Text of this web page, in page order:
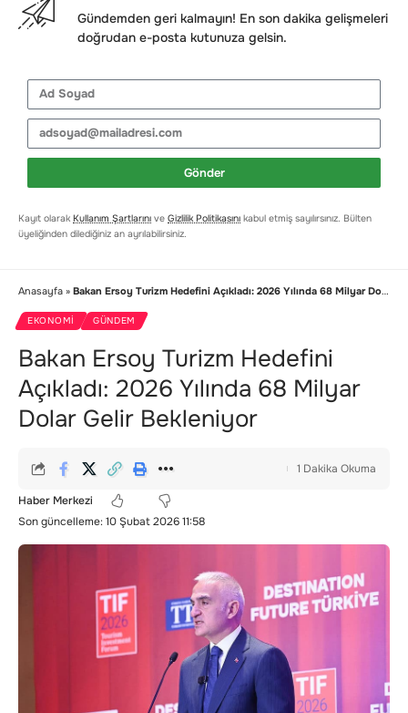
Gündemden geri kalmayın! En son dakika gelişmeleri
doğrudan e-posta kutunuza gelsin.
Gönder
Kayıt olarak Kullanım Şartlarını ve Gizlilik Politikasını kabul etmiş sayılırsınız. Bülten
üyeliğinden dilediğiniz an ayrılabilirsiniz.
Anasayfa » Bakan Ersoy Turizm Hedefini Açıkladı: 2026 Yılında 68 Milyar Dolar Gelir Bekleniyor
EKONOMI GÜNDEM
Bakan Ersoy Turizm Hedefini
Açıkladı: 2026 Yılında 68 Milyar
Dolar Gelir Bekleniyor
Son güncelleme: 10 Şubat 2026 11:58
Haber Merkezi
1 Dakika Okuma